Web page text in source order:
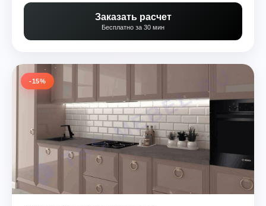
Заказать расчет
Бесплатно за 30 мин
-15%